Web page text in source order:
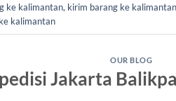
ke kalimantan, kirim barang ke kalimantan
kalimantan
OUR BLOG
Jakarta